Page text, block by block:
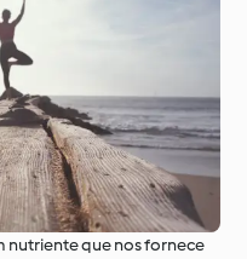
nutriente que nos fornece